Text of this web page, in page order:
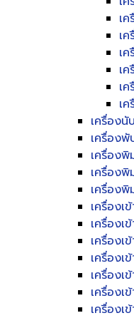
เ
เ
เ
เ
เ
เ
เครื่องนั
เครื่อง
เครื่อง
เครื่อง
เครื่อง
เครื่องเ
เครื่องเ
เครื่องเ
เครื่องเ
เครื่องเ
เครื่องเ
เครื่องเ